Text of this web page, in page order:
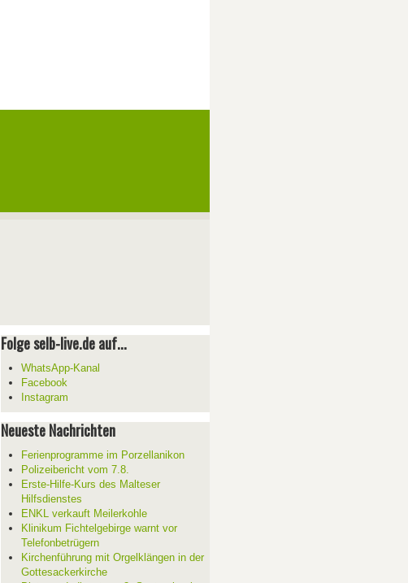
Folge selb-live.de auf...
WhatsApp-Kanal
Facebook
Instagram
Neueste Nachrichten
Ferienprogramme im Porzellanikon
Polizeibericht vom 7.8.
Erste-Hilfe-Kurs des Malteser
Hilfsdienstes
ENKL verkauft Meilerkohle
Klinikum Fichtelgebirge warnt vor
Telefonbetrügern
Kirchenführung mit Orgelklängen in der
Gottesackerkirche